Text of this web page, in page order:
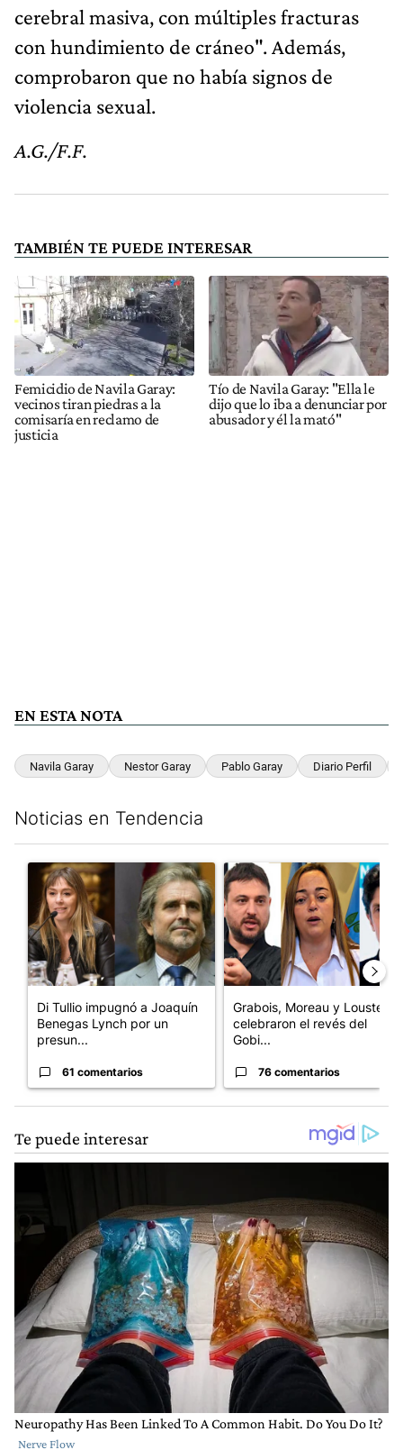
cerebral masiva, con múltiples fracturas
con hundimiento de cráneo". Además,
comprobaron que no había signos de
violencia sexual.
A.G./F.F.
TAMBIÉN TE PUEDE INTERESAR
Femicidio de Navila Garay:
vecinos tiran piedras a la
comisaría en reclamo de
justicia
Tío de Navila Garay: "Ella le
dijo que lo iba a denunciar por
abusador y él la mató"
EN ESTA NOTA
Navila Garay Nestor Garay Pablo Garay Diario Perfil
Noticias en Tendencia
Un artículo de tendencia con el título "Di Tullio impugnó a
Di Tullio impugnó a Joaquín
Benegas Lynch por un
presun...
61 comentarios
Un artículo de tendencia con
Grabois, Moreau y Lousteau
celebraron el revés del
Gobi...
76 comentarios